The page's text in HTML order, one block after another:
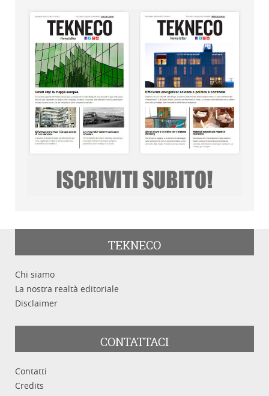
TEKNECO
Chi siamo
La nostra realtà editoriale
Disclaimer
CONTATTACI
Contatti
Credits